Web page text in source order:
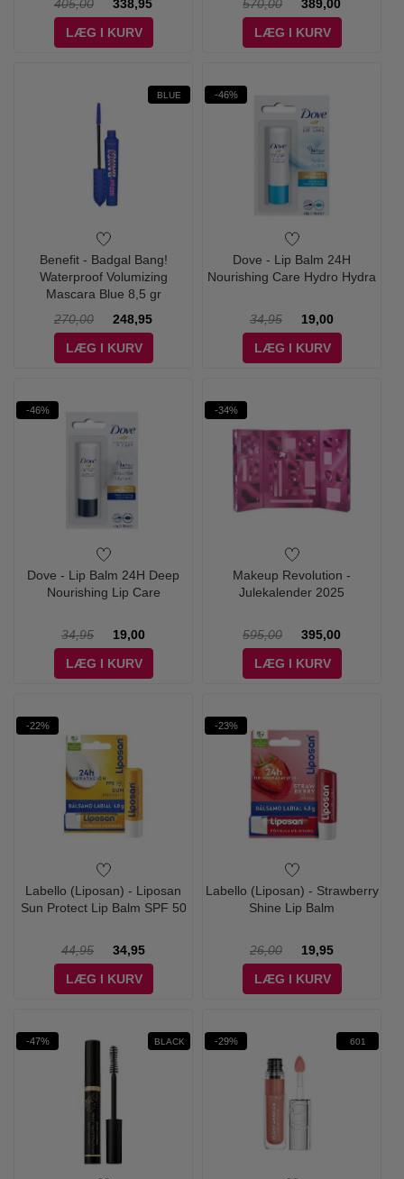
405,00
338,95
LÆG I KURV
570,00
389,00
LÆG I KURV
BLUE
Benefit - Badgal Bang!
Waterproof Volumizing
Mascara Blue 8,5 gr
270,00
248,95
LÆG I KURV
-46%
Dove - Lip Balm 24H
Nourishing Care Hydro Hydra
34,95
19,00
LÆG I KURV
-46%
Dove - Lip Balm 24H Deep
Nourishing Lip Care
34,95
19,00
LÆG I KURV
-34%
Makeup Revolution -
Julekalender 2025
595,00
395,00
LÆG I KURV
-22%
Labello (Liposan) - Liposan
Sun Protect Lip Balm SPF 50
44,95
34,95
LÆG I KURV
-23%
Labello (Liposan) - Strawberry
Shine Lip Balm
26,00
19,95
LÆG I KURV
-47% BLACK -29% 601